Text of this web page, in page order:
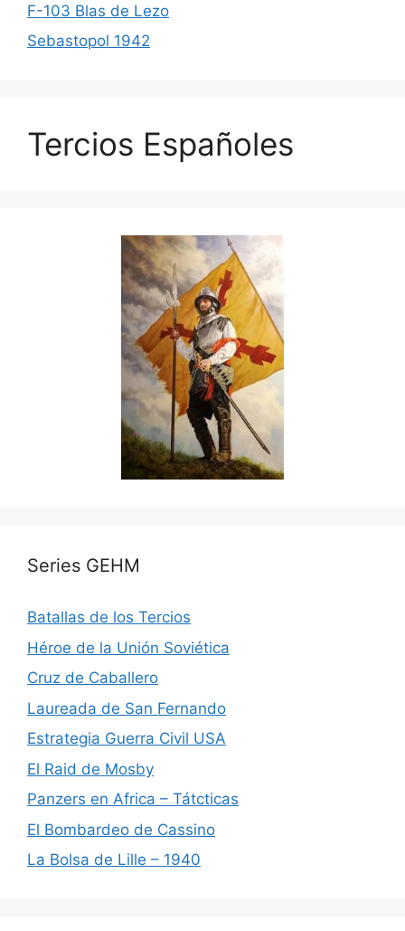
F-103 Blas de Lezo
Sebastopol 1942
Tercios Españoles
Series GEHM
Batallas de los Tercios
Héroe de la Unión Soviética
Cruz de Caballero
Laureada de San Fernando
Estrategia Guerra Civil USA
El Raid de Mosby
Panzers en Africa – Tátcticas
El Bombardeo de Cassino
La Bolsa de Lille – 1940